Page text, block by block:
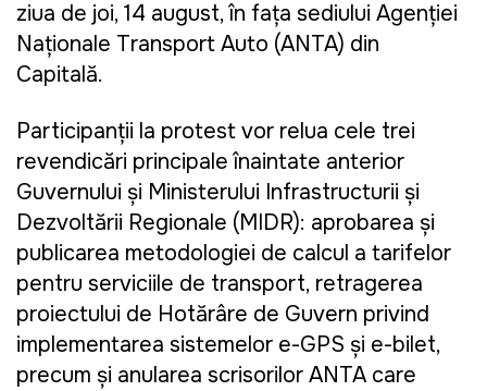
ziua de joi, 14 august, în fața sediului Agenției
Naționale Transport Auto (ANTA) din
Capitală.
Participanții la protest vor relua cele trei
revendicări principale înaintate anterior
Guvernului și Ministerului Infrastructurii și
Dezvoltării Regionale (MIDR): aprobarea și
publicarea metodologiei de calcul a tarifelor
pentru serviciile de transport, retragerea
proiectului de Hotărâre de Guvern privind
implementarea sistemelor e-GPS și e-bilet,
precum și anularea scrisorilor ANTA care